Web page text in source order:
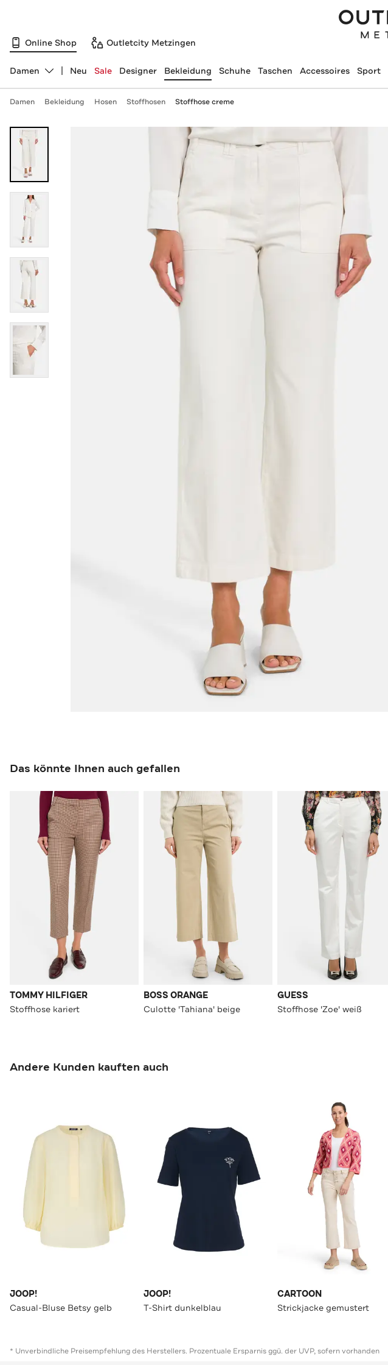
Online Shop Outletcity Metzingen
Abteilung ändern, ausgewählt:
Damen Neu Sale Designer Bekleidung Schuhe Taschen Accessoires Sport
Damen Bekleidung Hosen Stoffhosen Stoffhose creme
Das könnte Ihnen auch gefallen
TOMMY HILFIGER
Stoffhose kariert
BOSS ORANGE
Culotte 'Tahiana' beige
GUESS
Stoffhose 'Zoe' weiß
Andere Kunden kauften auch
JOOP!
Casual-Bluse Betsy gelb
JOOP!
T-Shirt dunkelblau
CARTOON
Strickjacke gemustert
* Unverbindliche Preisempfehlung des Herstellers. Prozentuale Ersparnis ggü. der UVP, sofern vorhanden